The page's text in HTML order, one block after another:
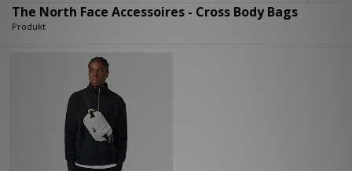
The North Face Accessoires - Cross Body Bags
Produkt